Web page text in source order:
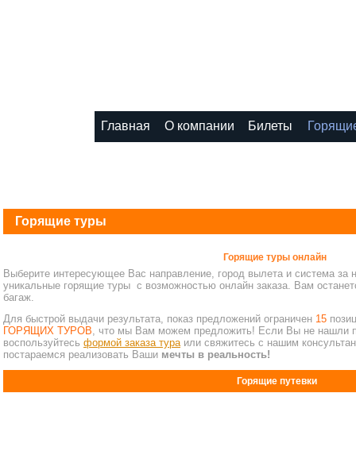
Главная О компании Билеты
Горящие туры
Горящие туры онлайн
Выберите интересующее Вас направление, город вылета и система за
уникальные горящие туры с возможностью онлайн заказа. Вам
багаж.
Для быстрой выдачи результата, показ предложений ограничен 15
ГОРЯЩИХ ТУРОВ, что мы Вам можем предложить! Если Вы не нашли
воспользуйтесь формой заказа тураили свяжитесь с нашим
постараемся реализовать Ваши мечты в реальность!
Горящие путевки